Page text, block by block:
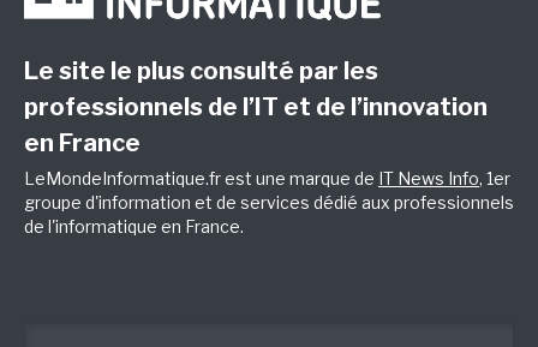
Le site le plus consulté par les
professionnels de l’IT et de l’innovation
en France
LeMondeInformatique.fr est une marque de IT News Info, 1er
groupe d'information et de services dédié aux professionnels
de l'informatique en France.